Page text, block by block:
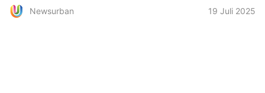
Newsurban 19 Juli 2025